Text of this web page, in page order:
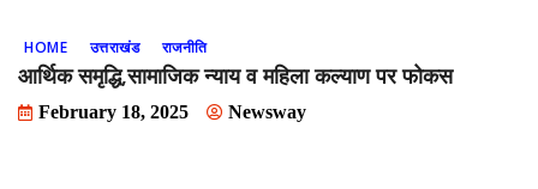
HOME उत्तराखंड राजनीति
आर्थिक समृद्धि,सामाजिक न्याय व महिला कल्याण पर फोकस
February 18, 2025 Newsway